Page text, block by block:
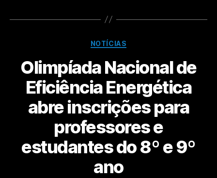
NOTÍCIAS
Olimpíada Nacional de
Eficiência Energética
abre inscrições para
professores e
estudantes do 8º e 9º
ano